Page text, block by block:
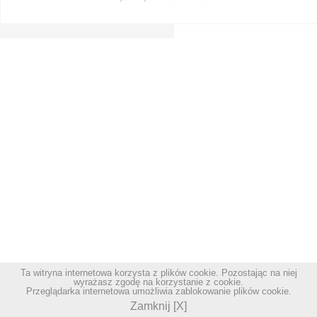
Ta witryna internetowa korzysta z plików cookie. Pozostając na niej
wyrażasz zgodę na korzystanie z cookie.
Przeglądarka internetowa umożliwia zablokowanie plików cookie.
Zamknij [X]